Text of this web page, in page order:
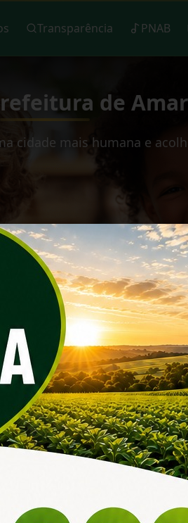
Transparência PNAB
de
cidade mais humana e
Municipal Lei
Clique aqui
Orgânica